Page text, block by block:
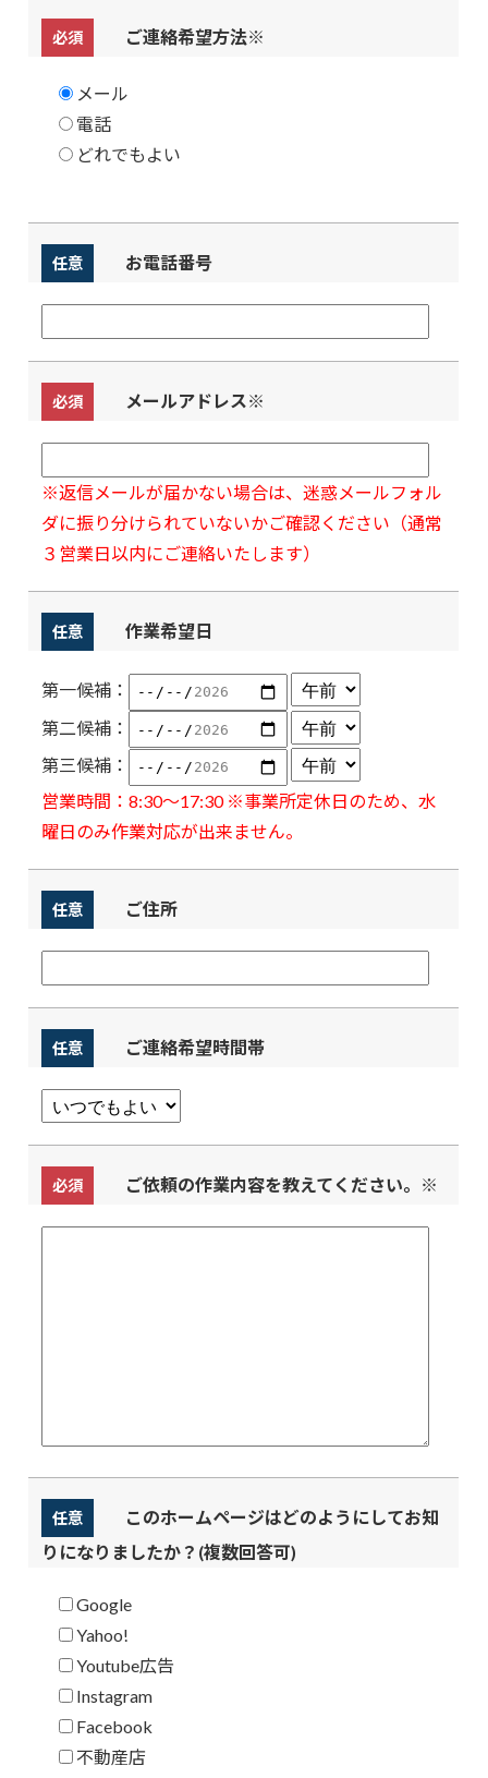
必須 ご連絡希望方法※
メール
電話
どれでもよい
任意 お電話番号
必須 メールアドレス※
※返信メールが届かない場合は、迷惑メールフォル
ダに振り分けられていないかご確認ください（通常
３営業日以内にご連絡いたします）
任意 作業希望日
第一候補：
第二候補：
第三候補：
営業時間：8:30～17:30 ※事業所定休日のため、水
曜日のみ作業対応が出来ません。
任意 ご住所
任意 ご連絡希望時間帯
必須 ご依頼の作業内容を教えてください。 ※
任意
このホームページはどのようにしてお知
りになりましたか？(複数回答可)
Google
Yahoo!
Youtube広告
Instagram
Facebook
不動産店